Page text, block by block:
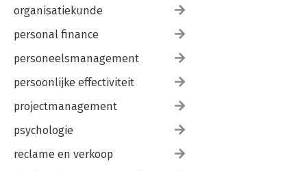
organisatiekunde
personal finance
personeelsmanagement
persoonlijke effectiviteit
projectmanagement
psychologie
reclame en verkoop